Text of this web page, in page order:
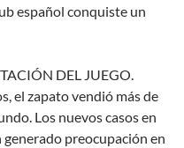
español conquiste un
DEL JUEGO.
el zapato vendió más de
Los nuevos casos en
preocupación en